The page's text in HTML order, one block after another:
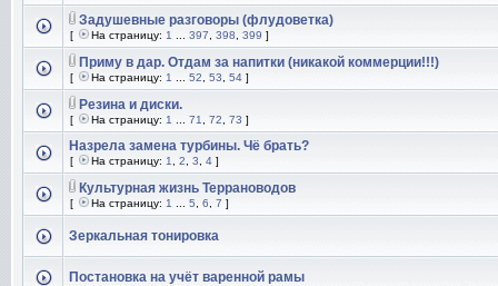
Задушевные разговоры (флудоветка)
[ На страницу: 1 397 398 399 ]
Приму в дар. Отдам за напитки (никакой коммерции!!!)
[ На страницу: 1 52 53 54 ]
Резина и диски.
[ На страницу: 1 71 72 73 ]
Назрела замена турбины. Чё брать?
[ На страницу: 1 2 3 4 ]
Культурная жизнь Террановодов
[ На страницу: 1 5 6 7 ]
Зеркальная тонировка
Постановка на учёт варенной рамы